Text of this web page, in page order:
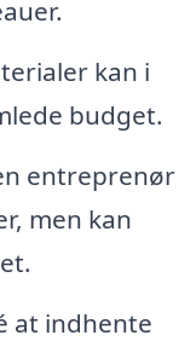
kan i
budget.
entreprenør
men kan
at indhente